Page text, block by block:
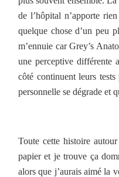
de l’hôpital n’apporte
quelque chose d’un peu
m’ennuie car Grey’s
une perceptive différente
côté continuent leurs
personnelle se dégrade et
Toute cette histoire
papier et je trouve ça
alors que j’aurais aimé la